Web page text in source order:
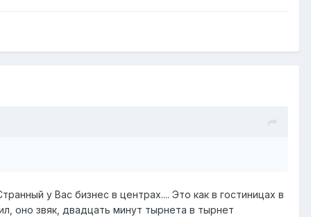
у Вас бизнес в центрах.... Это как в гостиницах в
оно звяк, двадцать минут тырнета в тырнет